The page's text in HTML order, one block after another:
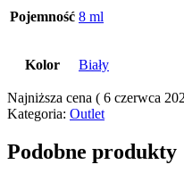
Pojemność 8 ml
Kolor Biały
Najniższa cena ( 6 czerwca
Kategoria: Outlet
Podobne produkty